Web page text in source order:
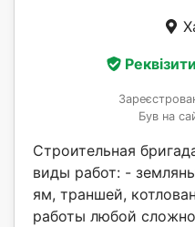
Був на
Строительная
виды работ: -
ям, траншей,
работы любой